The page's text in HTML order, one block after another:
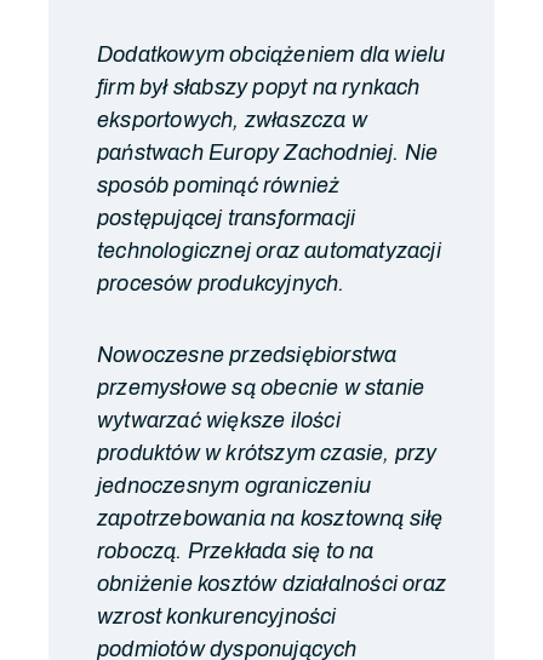
Dodatkowym obciążeniem dla wielu
firm był słabszy popyt na rynkach
eksportowych, zwłaszcza w
państwach Europy Zachodniej. Nie
sposób pominąć również
postępującej transformacji
technologicznej oraz automatyzacji
procesów produkcyjnych.
Nowoczesne przedsiębiorstwa
przemysłowe są obecnie w stanie
wytwarzać większe ilości
produktów w krótszym czasie, przy
jednoczesnym ograniczeniu
zapotrzebowania na kosztowną siłę
roboczą. Przekłada się to na
obniżenie kosztów działalności oraz
wzrost konkurencyjności
podmiotów dysponujących